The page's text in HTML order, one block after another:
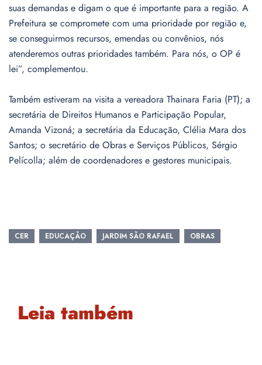
suas demandas e digam o que é importante para a região. A
Prefeitura se compromete com uma prioridade por região e,
se conseguirmos recursos, emendas ou convênios, nós
atenderemos outras prioridades também. Para nós, o OP é
lei”, complementou.
Também estiveram na visita a vereadora Thainara Faria (PT); a
secretária de Direitos Humanos e Participação Popular,
Amanda Vizoná; a secretária da Educação, Clélia Mara dos
Santos; o secretário de Obras e Serviços Públicos, Sérgio
Pelícolla; além de coordenadores e gestores municipais.
CER EDUCAÇÃO JARDIM SÃO RAFAEL OBRAS
Leia também